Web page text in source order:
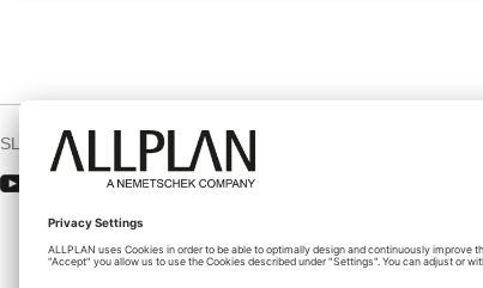
SLEDUJTE NÁS NA ADMIN
Licence
Nastavení ochrany osobních údajů